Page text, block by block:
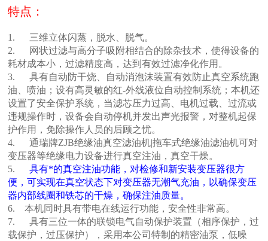
特点：
1. 三维立体闪蒸，脱水、脱气。
2. 网状过滤与高分子吸附相结合的除杂技术，使得设备的
耗材成本小，过滤精度高，达到有效过滤净化作用。
3. 具有自动防干烧、自动消泡沫装置有效防止真空系统跑
油、喷油；设有高灵敏的红-外线液位自动控制系统；本机还
设置了安全保护系统，当滤芯压力过高、电机过载、过流或
违规操作时，设备会自动停机并发出声光报警，对整机起保
护作用，免除操作人员的后顾之忧。
4. 通瑞牌ZJB绝缘油真空滤油机|拖车式绝缘油滤油机可对
变压器等绝缘电力设备进行真空注油，真空干燥。
5.具有*的真空注油功能，对检修和新安装变压器很方
便，可实现在真空状态下对变压器无潮气充油，以确保变压
器内部线圈和铁芯的干燥，确保注油质量。
6. 本机同时具有带电在线运行功能，安全性非常高。
7. 具有三位一体的联锁电气自动保护装置（相序保护，过
载保护，过压保护），采用本公司特制的精密油泵，低噪